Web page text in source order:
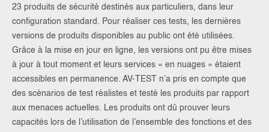
23 produits de sécurité destinés aux particuliers, dans leur
configuration standard. Pour réaliser ces tests, les dernières
versions de produits disponibles au public ont été utilisées.
Grâce à la mise en jour en ligne, les versions ont pu être mises
à jour à tout moment et leurs services « en nuages » étaient
accessibles en permanence. AV-TEST n’a pris en compte que
des scénarios de test réalistes et testé les produits par rapport
aux menaces actuelles. Les produits ont dû prouver leurs
capacités lors de l’utilisation de l’ensemble des fonctions et des